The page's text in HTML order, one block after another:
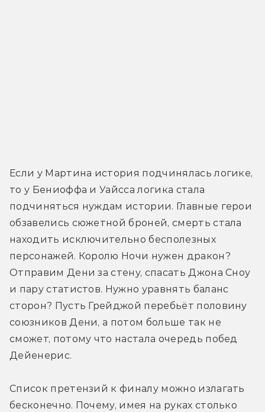
Если у Мартина история подчинялась логике,
то у Бениоффа и Уайсса логика стала
подчиняться нуждам истории. Главные герои
обзавелись сюжетной броней, смерть стала
находить исключительно бесполезных
персонажей. Королю Ночи нужен дракон?
Отправим Дени за стену, спасать Джона Сноу
и пару статистов. Нужно уравнять баланс
сторон? Пусть Грейджой перебьёт половину
союзников Дени, а потом больше так не
сможет, потому что настала очередь побед
Дейенерис.
Список претензий к финалу можно излагать
бесконечно. Почему, имея на руках столько